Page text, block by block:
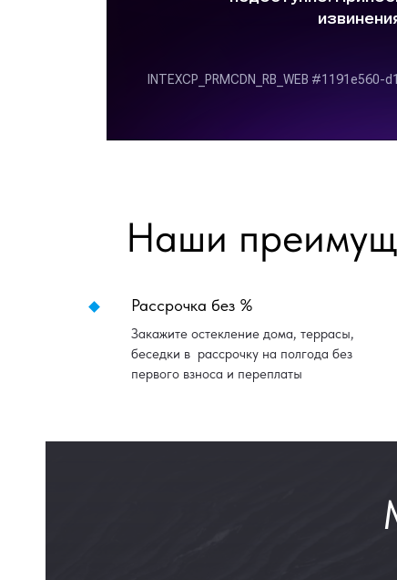
Наши
Рассрочка без %
Закажите остекление дома, террасы,
беседки в рассрочку на полгода без
первого взноса и переплаты